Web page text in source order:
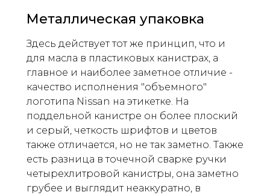
Металлическая упаковка
Здесь действует тот же принцип, что и
для масла в пластиковых канистрах, а
главное и наиболее заметное отличие -
качество исполнения "объемного"
логотипа Nissan на этикетке. На
поддельной канистре он более плоский
и серый, четкость шрифтов и цветов
также отличается, но не так заметно. Также
есть разница в точечной сварке ручки
четырехлитровой канистры, она заметно
грубее и выглядит неаккуратно, в